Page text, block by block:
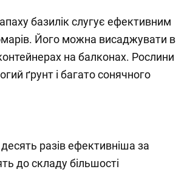
базилік слугує ефективним
Його можна висаджувати в
на балконах. Рослини
ґрунт і багато сонячного
разів ефективніша за
до складу більшості